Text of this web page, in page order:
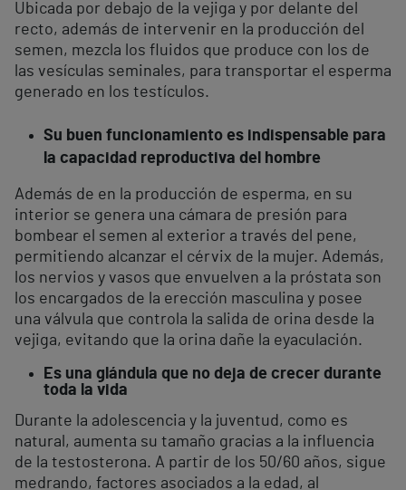
Ubicada por debajo de la vejiga y por delante del
recto, además de intervenir en la producción del
semen, mezcla los fluidos que produce con los de
las vesículas seminales, para transportar el esperma
generado en los testículos.
Su buen funcionamiento es indispensable para
la capacidad reproductiva del hombre
Además de en la producción de esperma, en su
interior se genera una cámara de presión para
bombear el semen al exterior a través del pene,
permitiendo alcanzar el cérvix de la mujer. Además,
los nervios y vasos que envuelven a la próstata son
los encargados de la erección masculina y posee
una válvula que controla la salida de orina desde la
vejiga, evitando que la orina dañe la eyaculación.
Es una glándula que no deja de crecer durante
toda la vida
Durante la adolescencia y la juventud, como es
natural, aumenta su tamaño gracias a la influencia
de la testosterona. A partir de los 50/60 años, sigue
medrando, factores asociados a la edad, al